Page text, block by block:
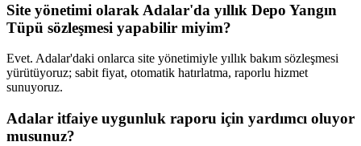
Site yönetimi olarak Adalar'da yıllık Depo Yangın
Tüpü sözleşmesi yapabilir miyim?
Evet. Adalar'daki onlarca site yönetimiyle yıllık bakım sözleşmesi
yürütüyoruz; sabit fiyat, otomatik hatırlatma, raporlu hizmet
sunuyoruz.
Adalar itfaiye uygunluk raporu için yardımcı oluyor
musunuz?